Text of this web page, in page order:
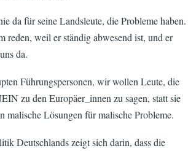
da für seine Landsleute, die Probleme haben.
reden, weil er ständig abwesend ist, und er
da.
Führungspersonen, wir wollen Leute, die
zu den Europäer_innen zu sagen, statt sie
malische Lösungen für malische Probleme.
Deutschlands zeigt sich darin, dass die